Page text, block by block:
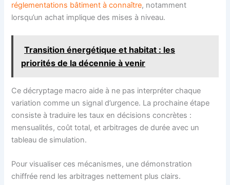
réglementations bâtiment à connaître, notamment
lorsqu’un achat implique des mises à niveau.
Transition énergétique et habitat : les
priorités de la décennie à venir
Ce décryptage macro aide à ne pas interpréter chaque
variation comme un signal d’urgence. La prochaine étape
consiste à traduire les taux en décisions concrètes :
mensualités, coût total, et arbitrages de durée avec un
tableau de simulation.
Pour visualiser ces mécanismes, une démonstration
chiffrée rend les arbitrages nettement plus clairs.